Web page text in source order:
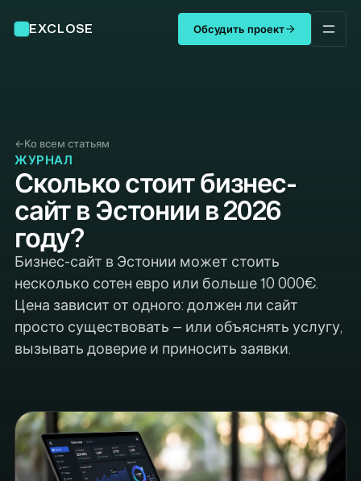
EXCLOSE Обсудить проект
←Ко всем статьям
ЖУРНАЛ
Сколько стоит бизнес-
сайт в Эстонии в 2026
году?
Бизнес-сайт в Эстонии может стоить
несколько сотен евро или больше 10 000€.
Цена зависит от одного: должен ли сайт
просто существовать — или объяснять услугу,
вызывать доверие и приносить заявки.